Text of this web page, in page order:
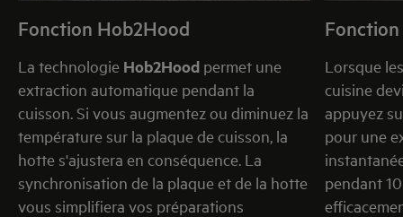
Fonction Hob2Hood
La technologie Hob2Hood permet une
extraction automatique pendant la
cuisson. Si vous augmentez ou diminuez la
température sur la plaque de cuisson, la
hotte s'ajustera en conséquence. La
synchronisation de la plaque et de la hotte
vous simplifiera vos préparations
Lorsque
cuisine
appuyez
pour une
pendant